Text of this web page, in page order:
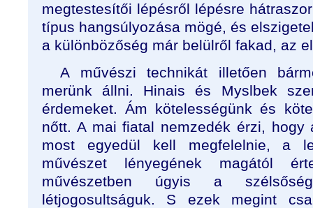
megtestesítői lépésről lépésre
típus hangsúlyozása mögé, és
a különbözőség már belülről fakad, az
A művészi technikát illetően
merünk állni. Hinais és Myslbek
érdemeket. Ám kötelességünk és
nőtt. A mai fiatal nemzedék érzi, hogy
most egyedül kell megfelelnie, a
művészet lényegének magától
művészetben úgyis a
létjogosultságuk. S ezek megint